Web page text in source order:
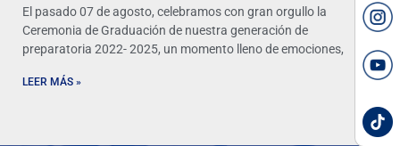
El pasado 07 de agosto, celebramos con gran orgullo la
Ceremonia de Graduación de nuestra generación de
preparatoria 2022- 2025, un momento lleno de emociones,
LEER MÁS »